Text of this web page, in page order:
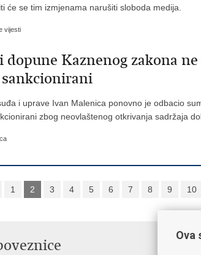
će se tim izmjenama narušiti sloboda medija.
vijesti
dopune Kaznenog zakona
i uprave Ivan Malenica ponovno je odbacio
zbog neovlaštenog otkrivanja sadržaja
1 2 3 4 5 6 7 8 9 10
Ova